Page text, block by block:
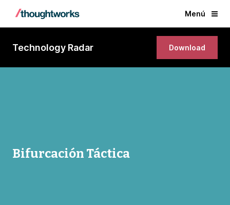
Menú
Technology Radar Download
Bifurcación Táctica